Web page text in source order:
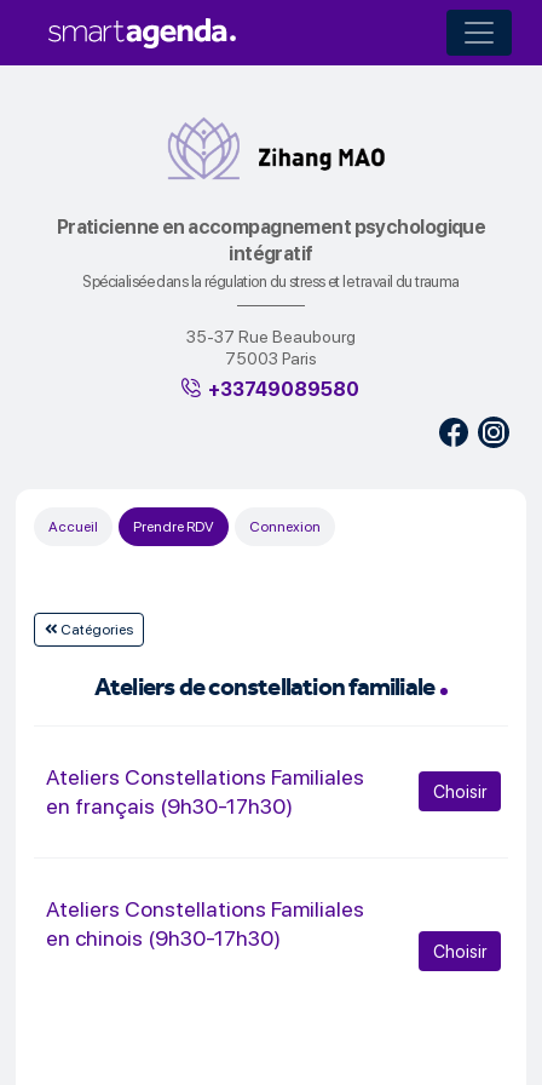
Praticienne en accompagnement psychologique
intégratif
Spécialisée dans la régulation du stress et le travail du trauma
35-37 Rue Beaubourg
75003 Paris
+33749089580
Accueil Prendre RDV Connexion
Catégories
Ateliers de constellation familiale
Ateliers Constellations Familiales
en français (9h30-17h30)
Choisir
Ateliers Constellations Familiales
en chinois (9h30-17h30)
Choisir